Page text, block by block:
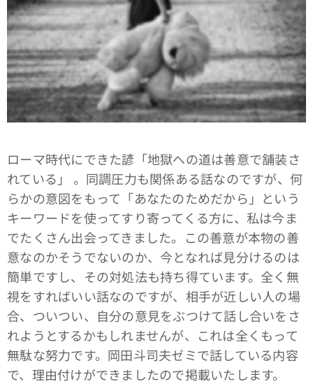
ローマ時代にできた諺「地獄への道は善意で舗装さ
れている」 。同調圧力も関係ある話なのですが、何
らかの意図をもって「あなたのためだから」という
キーワードを使ってすり寄ってくる方に、私は今ま
でたくさん出会ってきました。この善意が本物の善
意なのかそうでないのか、今となれば見分けるのは
簡単ですし、その対処法も持ち得ています。全く無
視をすればいい話なのですが、相手が近しい人の場
合、ついつい、自分の意見をぶつけて話し合いをさ
れようとするかもしれませんが、これは全くもって
無駄な努力です。岡田斗司夫ゼミで話している内容
で、理由付けができましたので掲載いたします。